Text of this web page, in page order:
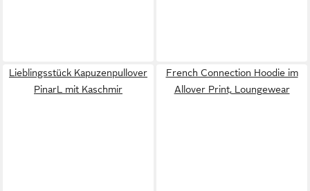
Lieblingsstück Kapuzenpullover
PinarL mit Kaschmir
French Connection Hoodie im
Allover Print, Loungewear